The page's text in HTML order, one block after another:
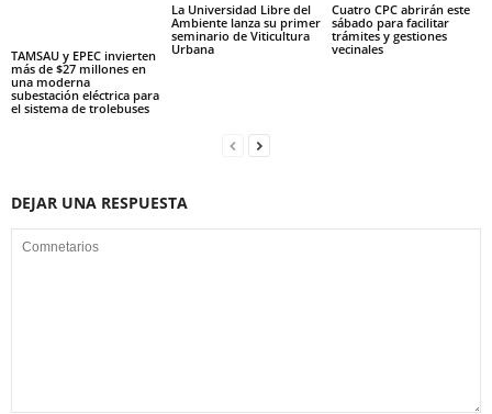
TAMSAU y EPEC invierten
más de $27 millones en
una moderna
subestación eléctrica para
el sistema de trolebuses
La Universidad Libre del
Ambiente lanza su primer
seminario de Viticultura
Urbana
Cuatro CPC abrirán este
sábado para facilitar
trámites y gestiones
vecinales
DEJAR UNA RESPUESTA